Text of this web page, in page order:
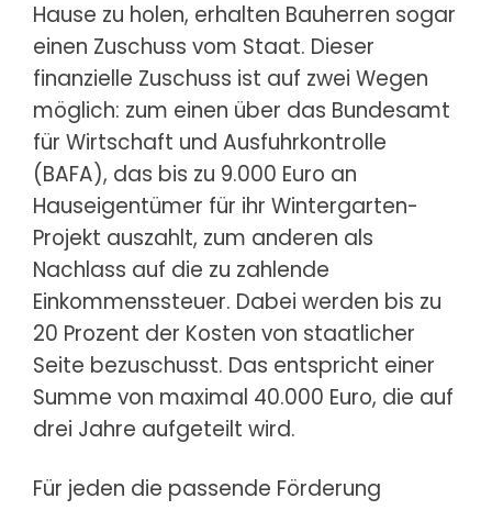
Hause zu holen, erhalten Bauherren sogar
einen Zuschuss vom Staat. Dieser
finanzielle Zuschuss ist auf zwei Wegen
möglich: zum einen über das Bundesamt
für Wirtschaft und Ausfuhrkontrolle
(BAFA), das bis zu 9.000 Euro an
Hauseigentümer für ihr Wintergarten-
Projekt auszahlt, zum anderen als
Nachlass auf die zu zahlende
Einkommenssteuer. Dabei werden bis zu
20 Prozent der Kosten von staatlicher
Seite bezuschusst. Das entspricht einer
Summe von maximal 40.000 Euro, die auf
drei Jahre aufgeteilt wird.
Für jeden die passende Förderung